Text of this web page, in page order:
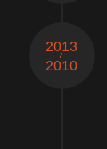
2013
2010